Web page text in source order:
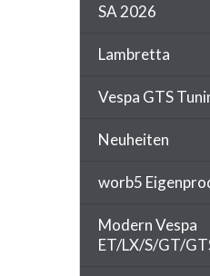
SA 2026
Lambretta
Vespa GTS
Neuheiten
worb5
Modern Vespa
ET/LX/S/GT/